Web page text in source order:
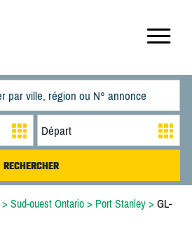
> Sud-ouest Ontario > Port Stanley > GL-